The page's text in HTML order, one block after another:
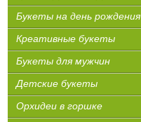
Букеты на день рождения
Креативные букеты
Букеты для мужчин
Детские букеты
Орхидеи в горшке